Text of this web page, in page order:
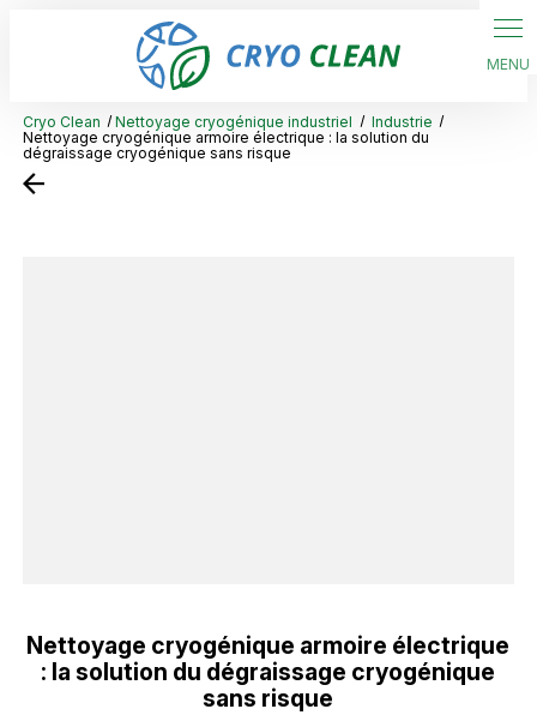
Cryo Clean Nettoyage cryogénique industriel
Industrie
Nettoyage cryogénique armoire électrique : la solution du
dégraissage cryogénique sans risque
Nettoyage cryogénique armoire électrique
: la solution du dégraissage cryogénique
sans risque